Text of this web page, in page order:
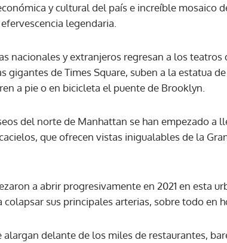
y cultural del país e increíble mosaico
legendaria.
nacionales y extranjeros regresan a los
gigantes de Times Square, suben a la estatua
a pie o en bicicleta el puente de Brooklyn.
del norte de Manhattan se han empezado a
que ofrecen vistas inigualables de la
a abrir progresivamente en 2021 en esta
sus principales arterias, sobre todo en
alargan delante de los miles de restaurantes,